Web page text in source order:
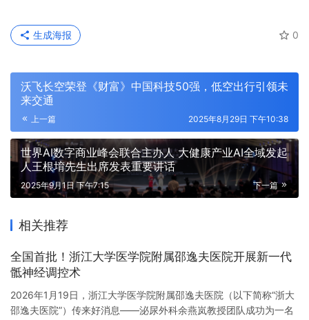
0
生成海报
沃飞长空荣登《财富》中国科技50强，低空出行引领未
来交通
上一篇 2025年8月29日 下午10:38
世界AI数字商业峰会联合主办人 大健康产业AI全域发起
人王根堉先生出席发表重要讲话
下一篇
2025年9月1日 下午7:15
相关推荐
全国首批！浙江大学医学院附属邵逸夫医院开展新一代
骶神经调控术
2026年1月19日，浙江大学医学院附属邵逸夫医院（以下简称“浙大
邵逸夫医院”）传来好消息——泌尿外科余燕岚教授团队成功为一名